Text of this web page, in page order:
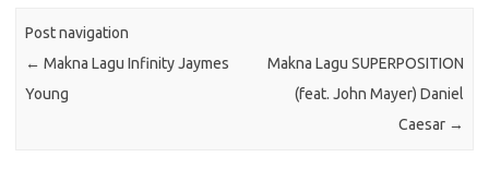
Post navigation
← Makna Lagu Infinity Jaymes
Young
Makna Lagu SUPERPOSITION
(feat. John Mayer) Daniel
Caesar →